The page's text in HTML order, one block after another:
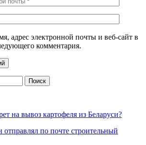
адрес электронной почты и веб-сайт в
комментария.
на вывоз картофеля из Беларуси?
по почте строительный